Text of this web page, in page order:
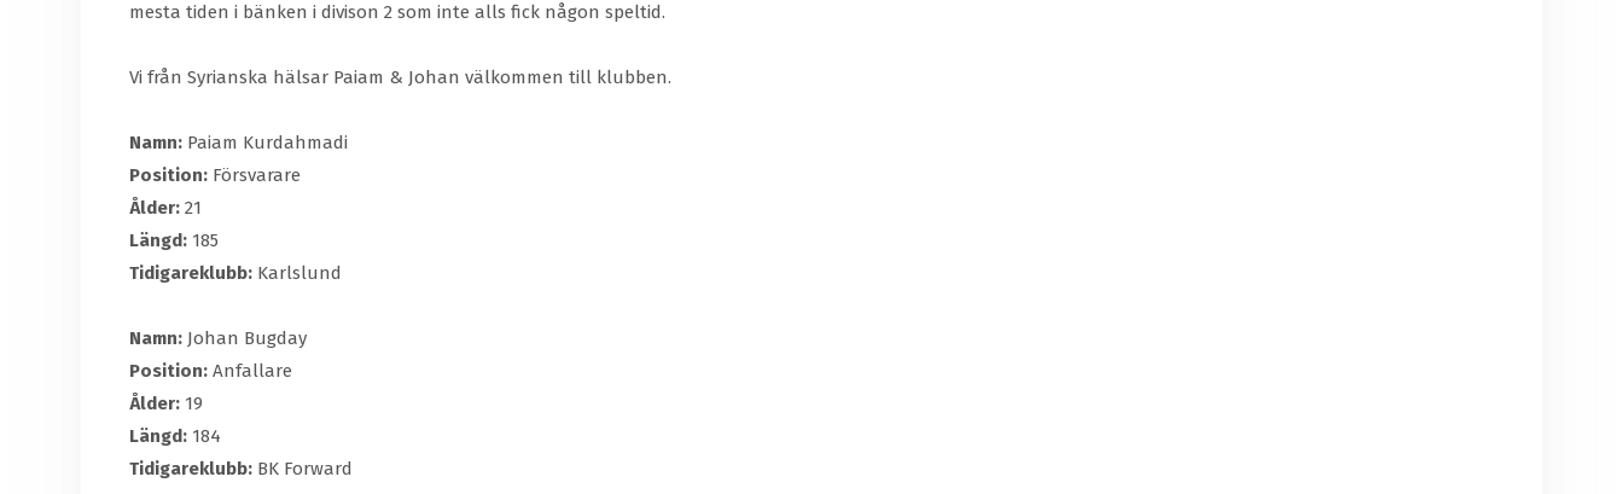
mesta tiden i bänken i divison 2 som inte alls fick någon speltid.
Vi från Syrianska hälsar Paiam & Johan välkommen till klubben.
Namn: Paiam Kurdahmadi
Position: Försvarare
Ålder: 21
Längd: 185
Tidigareklubb: Karlslund
Namn: Johan Bugday
Position: Anfallare
Ålder: 19
Längd: 184
Tidigareklubb: BK Forward